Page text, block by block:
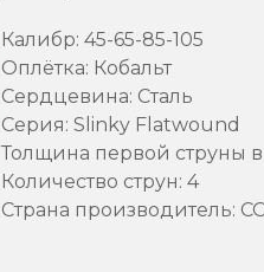
Калибр: 45-65-85-105
Оплётка: Кобальт
Сердцевина: Сталь
Серия: Slinky Flatwound
Толщина первой струны в
Количество струн: 4
Страна